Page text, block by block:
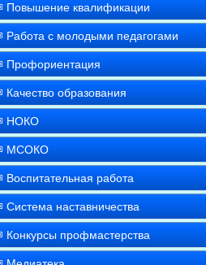
Повышение квалификации
Работа с молодыми педагогами
Профориентация
Качество образования
НОКО
МСОКО
Воспитательная работа
Система наставничества
Конкурсы профмастерства